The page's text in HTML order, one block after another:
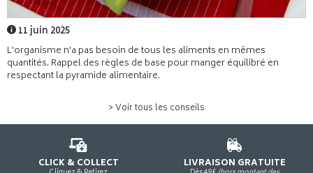
11 juin 2025
L'organisme n'a pas besoin de tous les aliments en mêmes
quantités. Rappel des règles de base pour manger équilibré en
respectant la pyramide alimentaire.
> Voir tous les conseils
CLICK & COLLECT LIVRAISON GRATUITE